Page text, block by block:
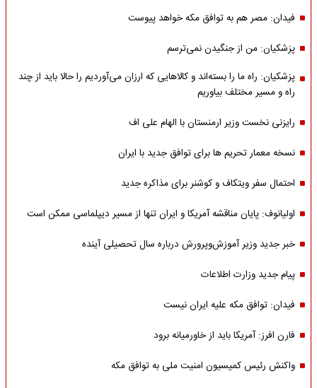
فیدان: مصر هم به توافق مکه خواهد پیوست
پزشکیان: من از جنگیدن نمی‌ترسم
پزشکیان: راه ما را بسته‌اند و کالاهایی که ارزان می‌آوردیم را حالا باید از چند
راه و مسیر مختلف بیاوریم
رایزنی نخست وزیر ارمنستان با الهام علی اف
نسخه معمار تحریم ها برای توافق جدید با ایران
احتمال سفر ویتکاف و کوشنر برای مذاکره جدید
اولیانوف: پایان مناقشه آمریکا و ایران تنها از مسیر دیپلماسی ممکن است
خبر جدید وزیر آموزش‌وپرورش درباره سال تحصیلی آینده
پیام جدید وزارت اطلاعات
فیدان: توافق مکه علیه ایران نیست
فارن افرز: آمریکا باید از خاورمیانه برود
واکنش رئیس کمیسیون امنیت ملی به توافق مکه